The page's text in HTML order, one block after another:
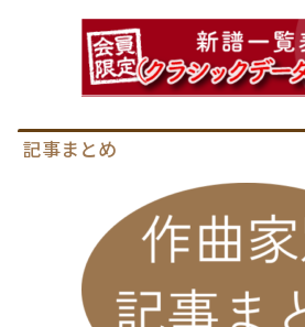
記事まとめ